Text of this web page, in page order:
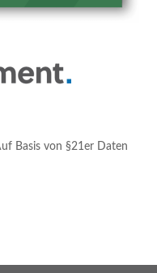
Basis von §21er Daten